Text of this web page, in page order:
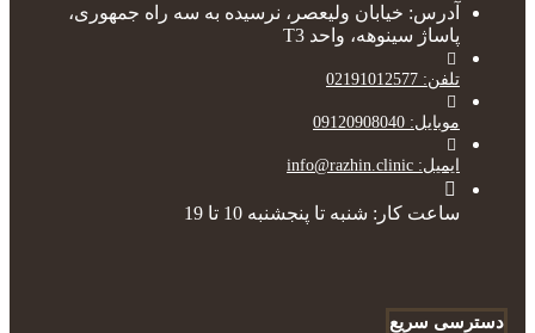
آدرس: خیابان ولیعصر، نرسیده به سه راه جمهوری،
پاساژ سینوهه، واحد T3
تلفن: 02191012577
موبایل: 09120908040
ایمیل: info@razhin.clinic
ساعت کار: شنبه تا پنجشنبه 10 تا 19
دسترسی سریع